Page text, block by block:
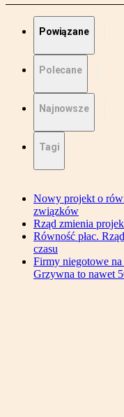
Powiązane
Polecane
Najnowsze
Tagi
Nowy projekt o
związków
Rząd zmienia
Równość płac.
czasu
Firmy niegotowe
Grzywna to nawet